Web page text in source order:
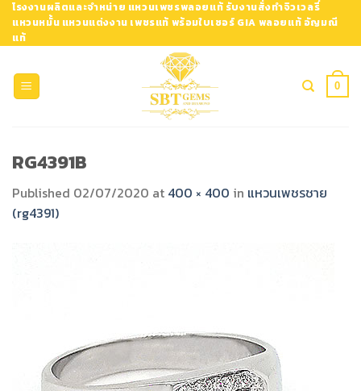
Skip
content
โรงงานผลิตและจำหน่าย แหวนเพชรพลอยแท้ รับงานสั่งทำจิวเวลรี่
แหวนหมั้น แหวนแต่งงาน เพชรแท้ พร้อมใบเซอร์ GIA พลอยแท้ อัญมณี
แท้
0
RG4391B
Published 02/07/2020 at 400 × 400 in แหวนเพชรชาย
(rg4391)